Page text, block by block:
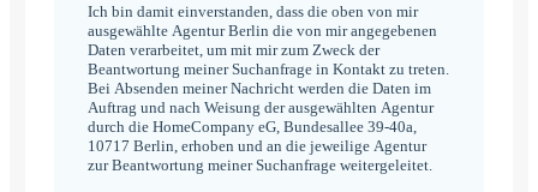
Ich bin damit einverstanden, dass die oben von mir
ausgewählte Agentur Berlin die von mir angegebenen
Daten verarbeitet, um mit mir zum Zweck der
Beantwortung meiner Suchanfrage in Kontakt zu treten.
Bei Absenden meiner Nachricht werden die Daten im
Auftrag und nach Weisung der ausgewählten Agentur
durch die HomeCompany eG, Bundesallee 39-40a,
10717 Berlin, erhoben und an die jeweilige Agentur
zur Beantwortung meiner Suchanfrage weitergeleitet.